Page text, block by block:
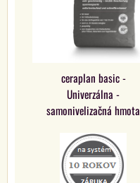
ceraplan basic -
Univerzálna -
samonivelizačná hmota